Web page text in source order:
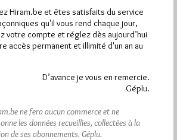
- RSS
Hiram.be et êtes satisfaits du service
qu'il vous rend chaque jour,
votre compte et réglez dès aujourd’hui
accès permanent et illimité d'un an au
D’avance je vous en remercie.
Géplu.
ne fera aucun commerce et ne
les données recueillies, collectées à la
de ses abonnements. Géplu.